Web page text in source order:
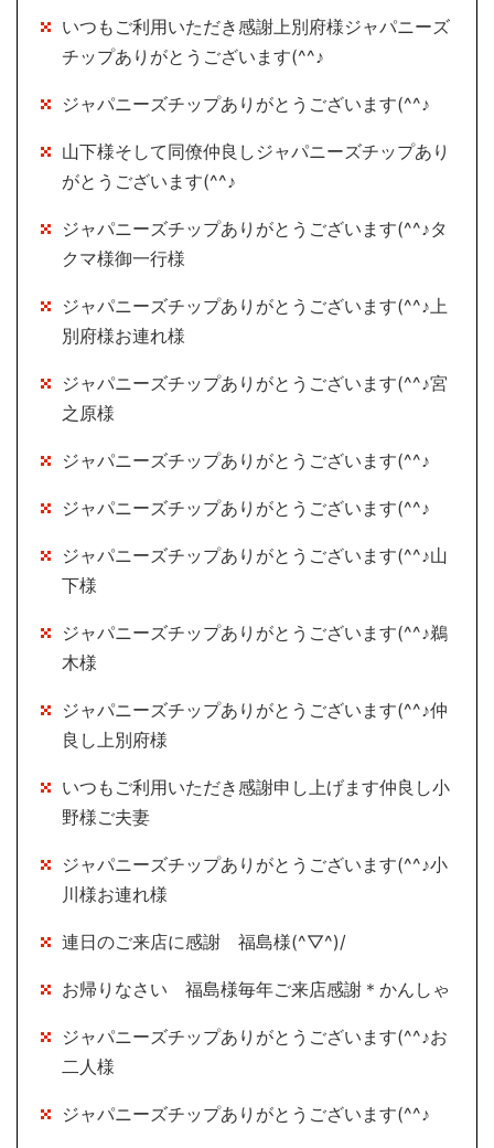
いつもご利用いただき感謝上別府様ジャパニーズ
チップありがとうございます(^^♪
ジャパニーズチップありがとうございます(^^♪
山下様そして同僚仲良しジャパニーズチップあり
がとうございます(^^♪
ジャパニーズチップありがとうございます(^^♪タ
クマ様御一行様
ジャパニーズチップありがとうございます(^^♪上
別府様お連れ様
ジャパニーズチップありがとうございます(^^♪宮
之原様
ジャパニーズチップありがとうございます(^^♪
ジャパニーズチップありがとうございます(^^♪
ジャパニーズチップありがとうございます(^^♪山
下様
ジャパニーズチップありがとうございます(^^♪鵜
木様
ジャパニーズチップありがとうございます(^^♪仲
良し上別府様
いつもご利用いただき感謝申し上げます仲良し小
野様ご夫妻
ジャパニーズチップありがとうございます(^^♪小
川様お連れ様
連日のご来店に感謝 福島様(^▽^)/
お帰りなさい 福島様毎年ご来店感謝＊かんしゃ
ジャパニーズチップありがとうございます(^^♪お
二人様
ジャパニーズチップありがとうございます(^^♪